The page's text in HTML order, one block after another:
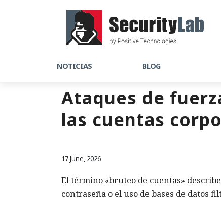
NOTICIAS BLOG
Ataques de
las cuentas
17 June, 2026
El término «bruteo de cuentas»
contraseña o el uso de bases de datos